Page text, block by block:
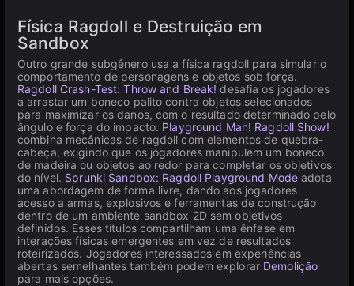
Física Ragdoll e Destruição em
Sandbox
Outro grande subgênero usa a física ragdoll para simular o
comportamento de personagens e objetos sob força.
Ragdoll Crash-Test: Throw and Break! desafia os jogadores
a arrastar um boneco palito contra objetos selecionados
para maximizar os danos, com o resultado determinado pelo
ângulo e força do impacto. Playground Man! Ragdoll Show!
combina mecânicas de ragdoll com elementos de quebra-
cabeça, exigindo que os jogadores manipulem um boneco
de madeira ou objetos ao redor para completar os objetivos
do nível. Sprunki Sandbox: Ragdoll Playground Mode adota
uma abordagem de forma livre, dando aos jogadores
acesso a armas, explosivos e ferramentas de construção
dentro de um ambiente sandbox 2D sem objetivos
definidos. Esses títulos compartilham uma ênfase em
interações físicas emergentes em vez de resultados
roteirizados. Jogadores interessados em experiências
abertas semelhantes também podem explorar Demolição
para mais opções.